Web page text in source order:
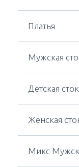
Платья
Мужская
Детская
Женская
Микс